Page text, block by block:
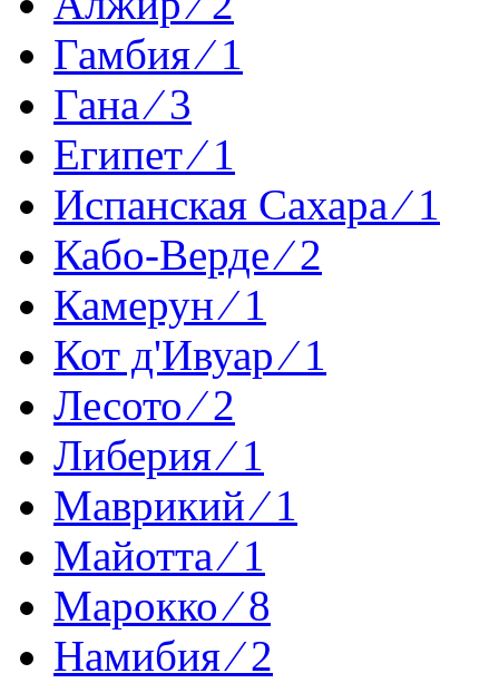
Гамбия ⁄ 1
Гана ⁄ 3
Египет ⁄ 1
Испанская Сахара ⁄ 1
Кабо-Верде ⁄ 2
Камерун ⁄ 1
Кот д'Ивуар ⁄ 1
Лесото ⁄ 2
Либерия ⁄ 1
Маврикий ⁄ 1
Майотта ⁄ 1
Марокко ⁄ 8
Намибия ⁄ 2